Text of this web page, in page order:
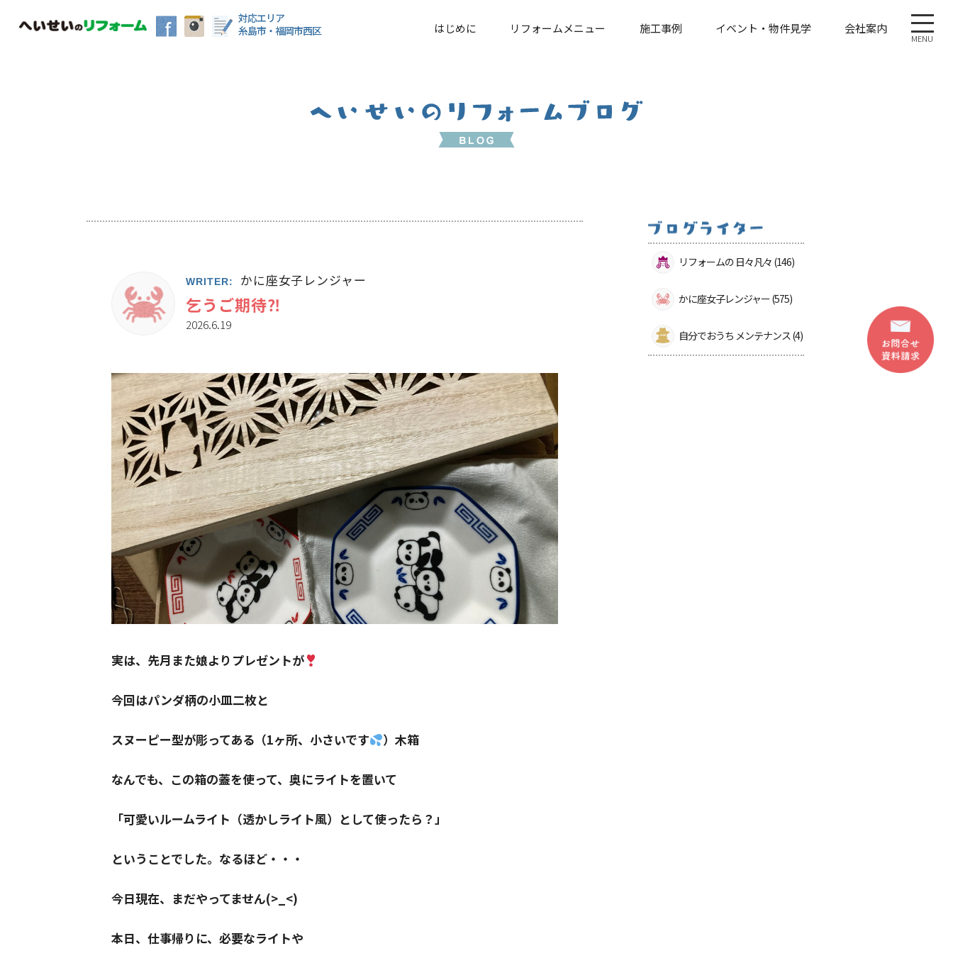
対応エリア
糸島市・福岡市西区
MENU
はじめに リフォームメニュー 施工事例 イベント・物件見学 会社案内
WRITER: かに座女子レンジャー
乞うご期待⁈
2026.6.19
実は、先月また娘よりプレゼントが
今回はパンダ柄の小皿二枚と
スヌーピー型が彫ってある（1ヶ所、小さいです ）木箱
なんでも、この箱の蓋を使って、奥にライトを置いて
「可愛いルームライト（透かしライト風）として使ったら？」
ということでした。なるほど・・・
今日現在、まだやってません(>_<)
本日、仕事帰りに、必要なライトや
リフォームの 日々凡々 (146)
かに座女子レンジャー (575)
自分でおうち メンテナンス (4)